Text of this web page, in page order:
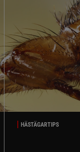
HÄSTÄGARTIPS